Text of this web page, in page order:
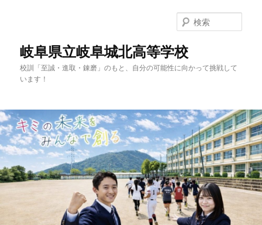
岐阜県立岐阜城北高等学校
校訓「至誠・進取・錬磨」のもと、自分の可能性に向かって挑戦して
います！
索